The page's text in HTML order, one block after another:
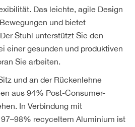
Das leichte, agile Design
und bietet
Stuhl unterstützt Sie den
einer gesunden und produktiven
Sie arbeiten.
und an der Rückenlehne
aus 94% Post-Consumer-
In Verbindung mit
recyceltem Aluminium ist